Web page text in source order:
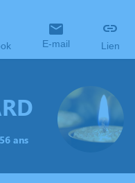
E-mail Lien
ans